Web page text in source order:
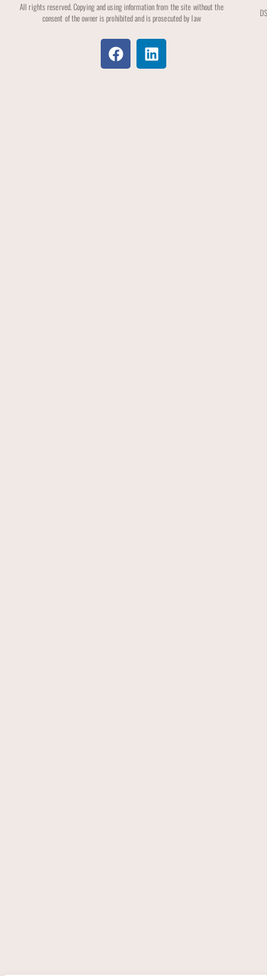
All rights reserved. Copying and using information from the site without the
consent of the owner is prohibited and is prosecuted by law